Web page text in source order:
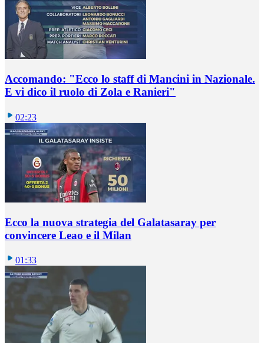
Accomando: "Ecco lo staff di Mancini in Nazionale.
E vi dico il ruolo di Zola e Ranieri"
02:23
Ecco la nuova strategia del Galatasaray per
convincere Leao e il Milan
01:33